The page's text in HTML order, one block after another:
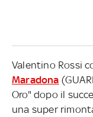
Valentino Rossi
Maradona
Oro" dopo il
una super